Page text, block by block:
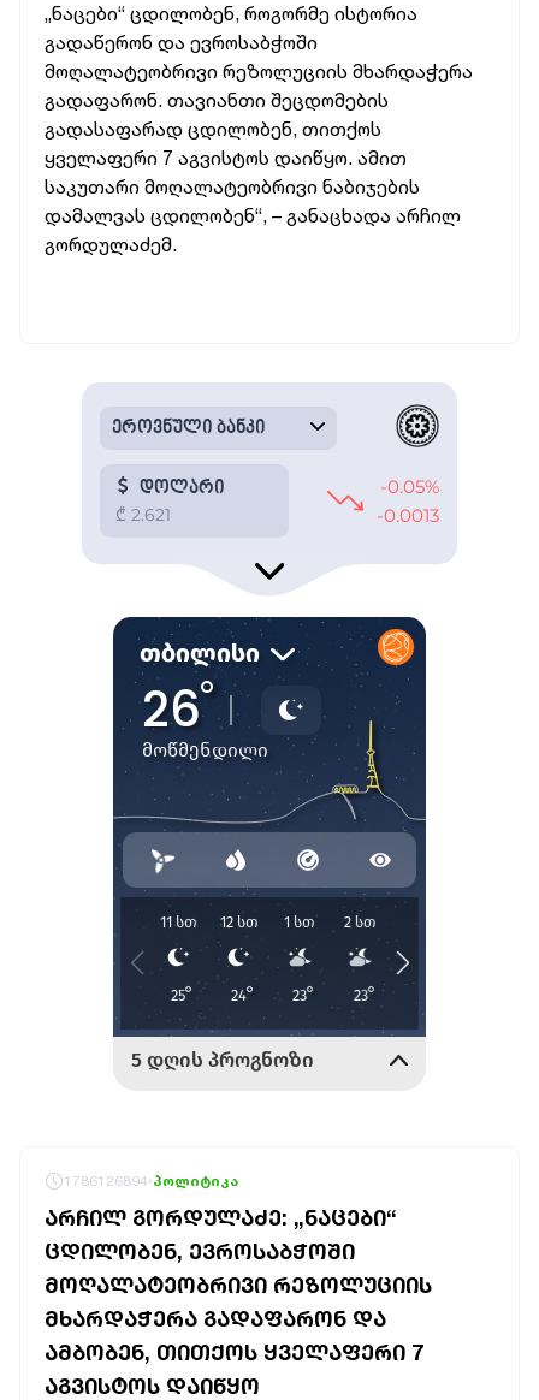
„ნაცები“ ცდილობენ, როგორმე ისტორია
გადაწერონ და ევროსაბჭოში
მოღალატეობრივი რეზოლუციის მხარდაჭერა
გადაფარონ. თავიანთი შეცდომების
გადასაფარად ცდილობენ, თითქოს
ყველაფერი 7 აგვისტოს დაიწყო. ამით
საკუთარი მოღალატეობრივი ნაბიჯების
დამალვას ცდილობენ“, – განაცხადა არჩილ
გორდულაძემ.
1786126894 პოლიტიკა
ᲐᲠᲩᲘᲚ ᲒᲝᲠᲓᲣᲚᲐᲫᲔ: „ᲜᲐᲪᲔᲑᲘ“
ᲪᲓᲘᲚᲝᲑᲔᲜ, ᲔᲕᲠᲝᲡᲐᲑᲭᲝᲨᲘ
ᲛᲝᲦᲐᲚᲐᲢᲔᲝᲑᲠᲘᲕᲘ ᲠᲔᲖᲝᲚᲣᲪᲘᲘᲡ
ᲛᲮᲐᲠᲓᲐᲭᲔᲠᲐ ᲒᲐᲓᲐᲤᲐᲠᲝᲜ ᲓᲐ
ᲐᲛᲑᲝᲑᲔᲜ, ᲗᲘᲗᲥᲝᲡ ᲧᲕᲔᲚᲐᲤᲔᲠᲘ 7
ᲐᲒᲕᲘᲡᲢᲝᲡ ᲓᲐᲘᲬᲧᲝ